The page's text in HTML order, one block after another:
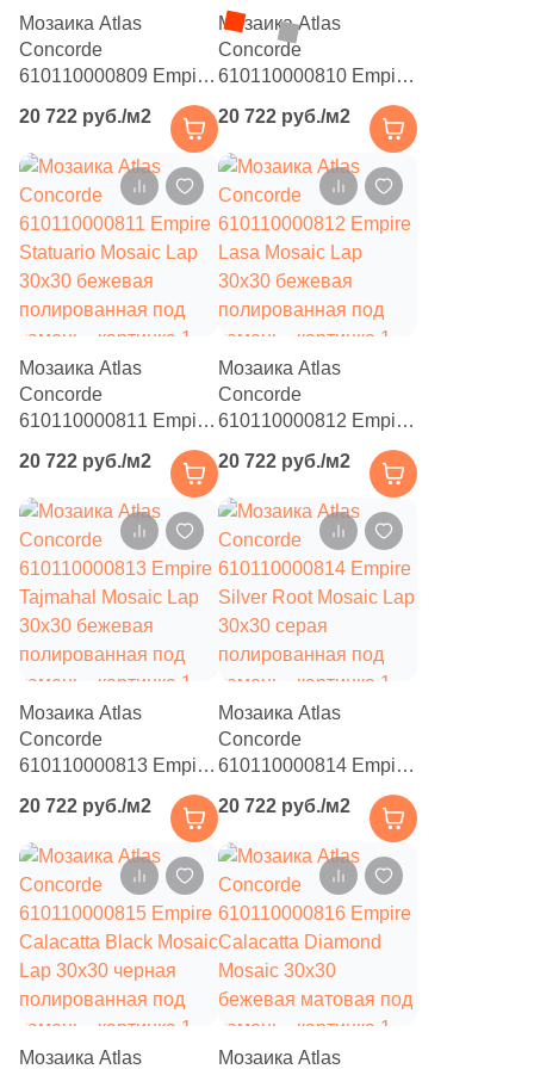
Infinity Ceramica (
Inter Gres (101 )
Isla (24)
Itaca (15)
Italgraniti (204 )
Italica Tiles (46)
Italon (Италон) (892
Janye Slab (
Keraben ( 112)
Kerama Marazzi (2192)
Keramin (215)
Keramo Rosso (19)
Keratile (199)
Kerlife (Керлайф) (33
Keros Ceramica ( 24)
Kerranova (207)
Kevis (11
Kutahya (205)
LASSELSBERGER CERAMICS ( 221 )
LCM ( 230)
Мозаика Atlas
Concorde
610110000809 Empire
Mosaic Lap 30x30
бежевая
полированная под
камень
20 722 руб./м2
Мозаика Atlas
Concorde
610110000810 Empire
Arabescato Mosaic Lap
30x30 бежевая
полированная под
20 722 руб./м2
Мозаика Atlas
Concorde
610110000811 Empire
Statuario Mosaic Lap
30x30 бежевая
полированная под
20 722 руб./м2
Мозаика Atlas
Concorde
610110000812 Empire
30x30 бежевая
полированная под
20 722 руб./м2
Мозаика Atlas
Concorde
610110000813 Empire
Tajmahal Mosaic Lap
30x30 бежевая
полированная под
20 722 руб./м2
Мозаика Atlas
Concorde
610110000814 Empire
Silver Root Mosaic Lap
30x30 серая
полированная под
20 722 руб./м2
Мозаика Atlas
Мозаика Atlas